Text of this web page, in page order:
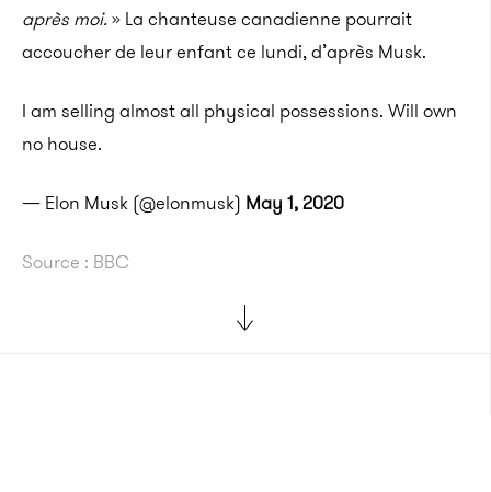
après moi.» La chanteuse canadienne pourrait
accoucher de leur enfant ce lundi, d’après Musk.
I am selling almost all physical possessions. Will own
no house.
— Elon Musk (@elonmusk) May 1, 2020
Source : BBC